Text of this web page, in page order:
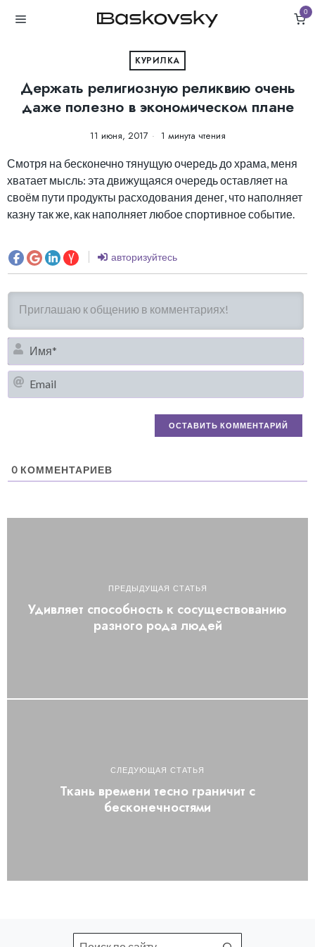
0
КУРИЛКА
Держать религиозную реликвию очень
даже полезно в экономическом плане
11 июня, 2017 1 минута чтения
Смотря на бесконечно тянущую очередь до храма, меня
хватает мысль: эта движущаяся очередь оставляет на
своём пути продукты расходования денег, что наполняет
казну так же, как наполняет любое спортивное событие.
авторизуйтесь
0 КОММЕНТАРИЕВ
ПРЕДЫДУЩАЯ СТАТЬЯ
Удивляет способность к сосуществованию
разного рода людей
СЛЕДУЮЩАЯ СТАТЬЯ
Ткань времени тесно граничит с
бесконечностями